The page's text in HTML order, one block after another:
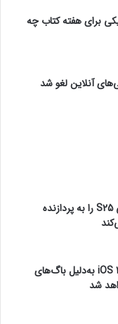
برای هفته کتاب چه
آنلاین لغو شد
سامسونگ احتمالاً گلکسی S25 را به پردازنده
نسخه آزمایشی عمومی iOS 16 به‌دلیل باگ‌های
شد